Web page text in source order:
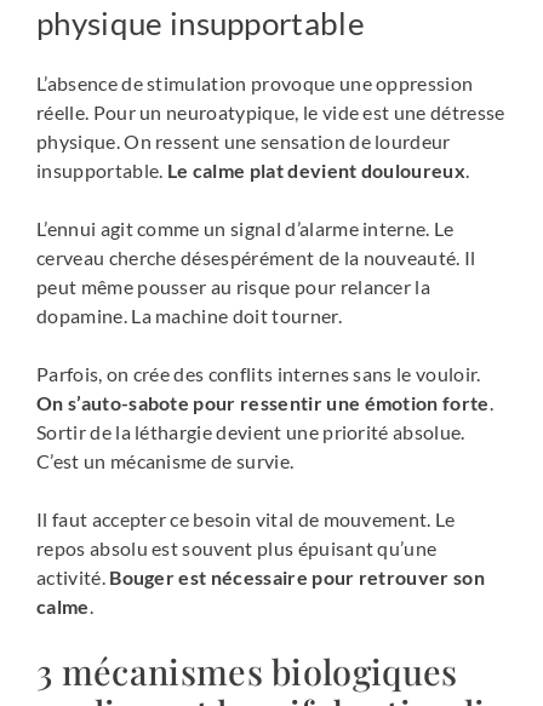
physique insupportable
L’absence de stimulation provoque une oppression
réelle. Pour un neuroatypique, le vide est une détresse
physique. On ressent une sensation de lourdeur
insupportable. Le calme plat devient douloureux.
L’ennui agit comme un signal d’alarme interne. Le
cerveau cherche désespérément de la nouveauté. Il
peut même pousser au risque pour relancer la
dopamine. La machine doit tourner.
Parfois, on crée des conflits internes sans le vouloir.
On s’auto-sabote pour ressentir une émotion forte.
Sortir de la léthargie devient une priorité absolue.
C’est un mécanisme de survie.
Il faut accepter ce besoin vital de mouvement. Le
repos absolu est souvent plus épuisant qu’une
activité. Bouger est nécessaire pour retrouver son
calme.
3 mécanismes biologiques